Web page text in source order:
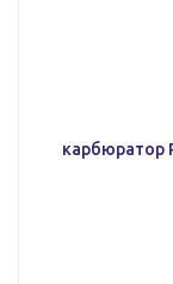
карбюратор